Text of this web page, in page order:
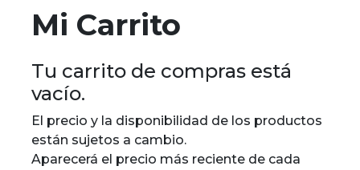
Mi Carrito
Tu carrito de compras está
vacío.
El precio y la disponibilidad de los productos
están sujetos a cambio.
Aparecerá el precio más reciente de cada